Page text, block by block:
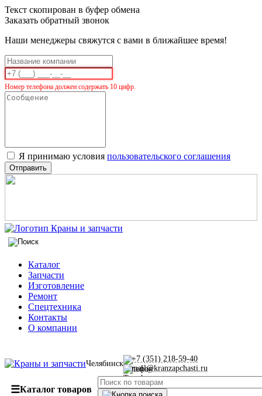
Текст скопирован в буфер обмена
Заказать обратный звонок
Наши менеджеры свяжутся с вами в ближайшее время!
Номер телефона должен содержать 10 цифр.
Я принимаю условия пользовательского соглашения
Отправить
Каталог
Запчасти
Изготовление
Ремонт
Спецтехника
Контакты
О компании
Челябинск
+7 (351) 218-59-40
mail@kranzapchasti.ru
☰Каталог товаров